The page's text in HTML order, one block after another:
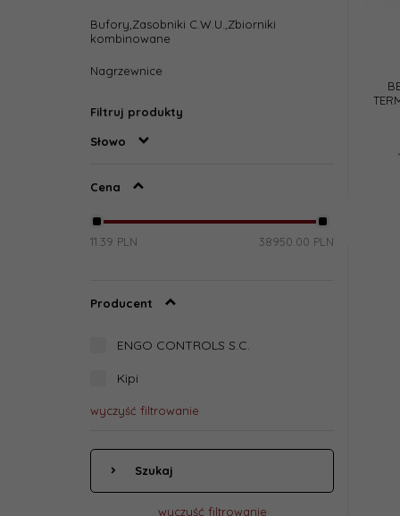
Bufory,Zasobniki C.W.U.,Zbiorniki
kombinowane
Nagrzewnice
Filtruj produkty
Słowo
Cena
11.39 PLN 38950.00 PLN
Producent
ENGO CONTROLS S.C.
Kipi
wyczyść filtrowanie
Szukaj
wyczyść filtrowanie